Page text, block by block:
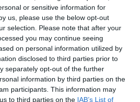
or sensitive information for
us, please use the below opt-out
selection. Please note that after your
you may continue seeing
on personal information utilized by
disclosed to third parties prior to
separately opt-out of the further
information by third parties on the
participants. This information may
to third parties on the IAB’s List of
igazán a szerelők
egyszerű.
a legmegbízhatóbb információforrás a
a potenciális vásárló szempontjából